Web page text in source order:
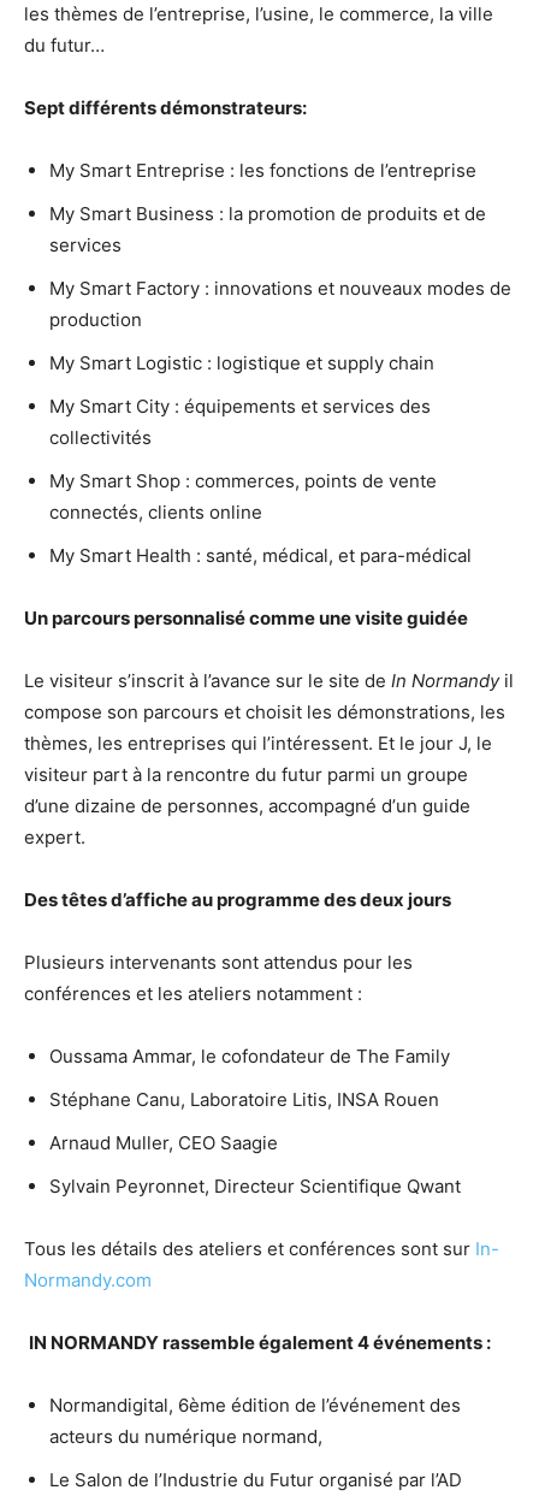
les thèmes de l’entreprise, l’usine, le commerce, la ville
du futur…
Sept différents démonstrateurs:
My Smart Entreprise : les fonctions de l’entreprise
My Smart Business : la promotion de produits et de
services
My Smart Factory : innovations et nouveaux modes de
production
My Smart Logistic : logistique et supply chain
My Smart City : équipements et services des
collectivités
My Smart Shop : commerces, points de vente
connectés, clients online
My Smart Health : santé, médical, et para-médical
Un parcours personnalisé comme une visite guidée
Le visiteur s’inscrit à l’avance sur le site de In Normandyil
compose son parcours et choisit les démonstrations, les
thèmes, les entreprises qui l’intéressent. Et le jour J, le
visiteur part à la rencontre du futur parmi un groupe
d’une dizaine de personnes, accompagné d’un guide
expert.
Des têtes d’affiche au programme des deux jours
Plusieurs intervenants sont attendus pour les
conférences et les ateliers notamment :
Oussama Ammar, le cofondateur de The Family
Stéphane Canu, Laboratoire Litis, INSA Rouen
Arnaud Muller, CEO Saagie
Sylvain Peyronnet, Directeur Scientifique Qwant
Tous les détails des ateliers et conférences sont sur In-
Normandy.com
IN NORMANDY rassemble également 4 événements :
Normandigital, 6ème édition de l’événement des
acteurs du numérique normand,
Le Salon de l’Industrie du Futur organisé par l’AD